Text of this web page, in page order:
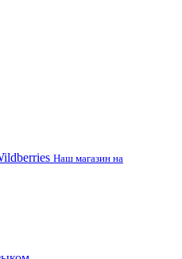
Наш магазин на